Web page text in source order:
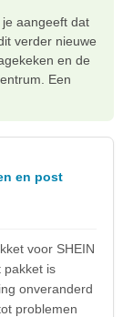
aangeeft dat
verder nieuwe
en de
Een
en post
voor SHEIN
pakket is
onveranderd
problemen